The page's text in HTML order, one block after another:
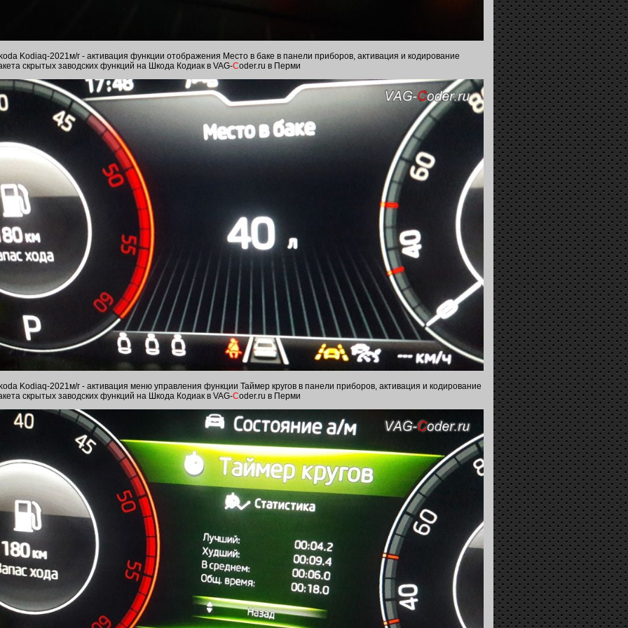
Kodiaq-2021м/г - активация функции отображения Место в баке в панели приборов, активация и кодирование
скрытых заводских функций на Шкода Кодиак в VAG-Coder.ru в Перми
Kodiaq-2021м/г - активация меню управления функции Таймер кругов в панели приборов, активация и кодирование
скрытых заводских функций на Шкода Кодиак в VAG-Coder.ru в Перми